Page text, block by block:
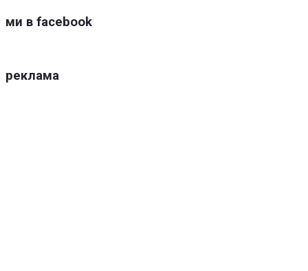
ми в facebook
реклама